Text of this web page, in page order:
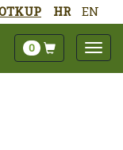
HR EN
0